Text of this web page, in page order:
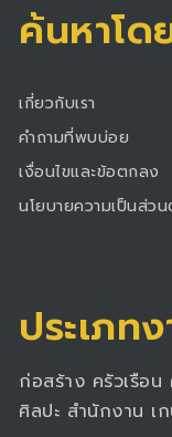
ค้นหาโด
เกี่ยวกับเรา
คำถามที่พบบ่อย
เงื่อนไขและข้อตกลง
นโยบายความเป็นส่ว
ประเภท
ก่อสร้าง ครัวเรือ
ศิลปะ สำนักงาน เ